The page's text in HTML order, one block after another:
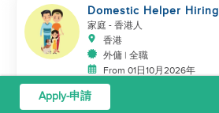
Domestic Helper Hiring
家庭 - 香港人
香港
外傭 | 全職
From 01日10月2026年
Apply-申請